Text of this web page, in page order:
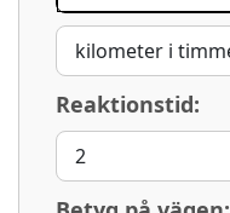
Reaktionstid: